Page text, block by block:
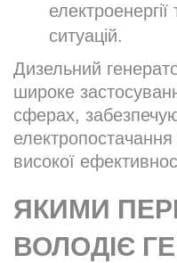
ситуацій.
Дизельний
широке
сферах,
високої
ЯКИМИ
ВОЛОДІЄ